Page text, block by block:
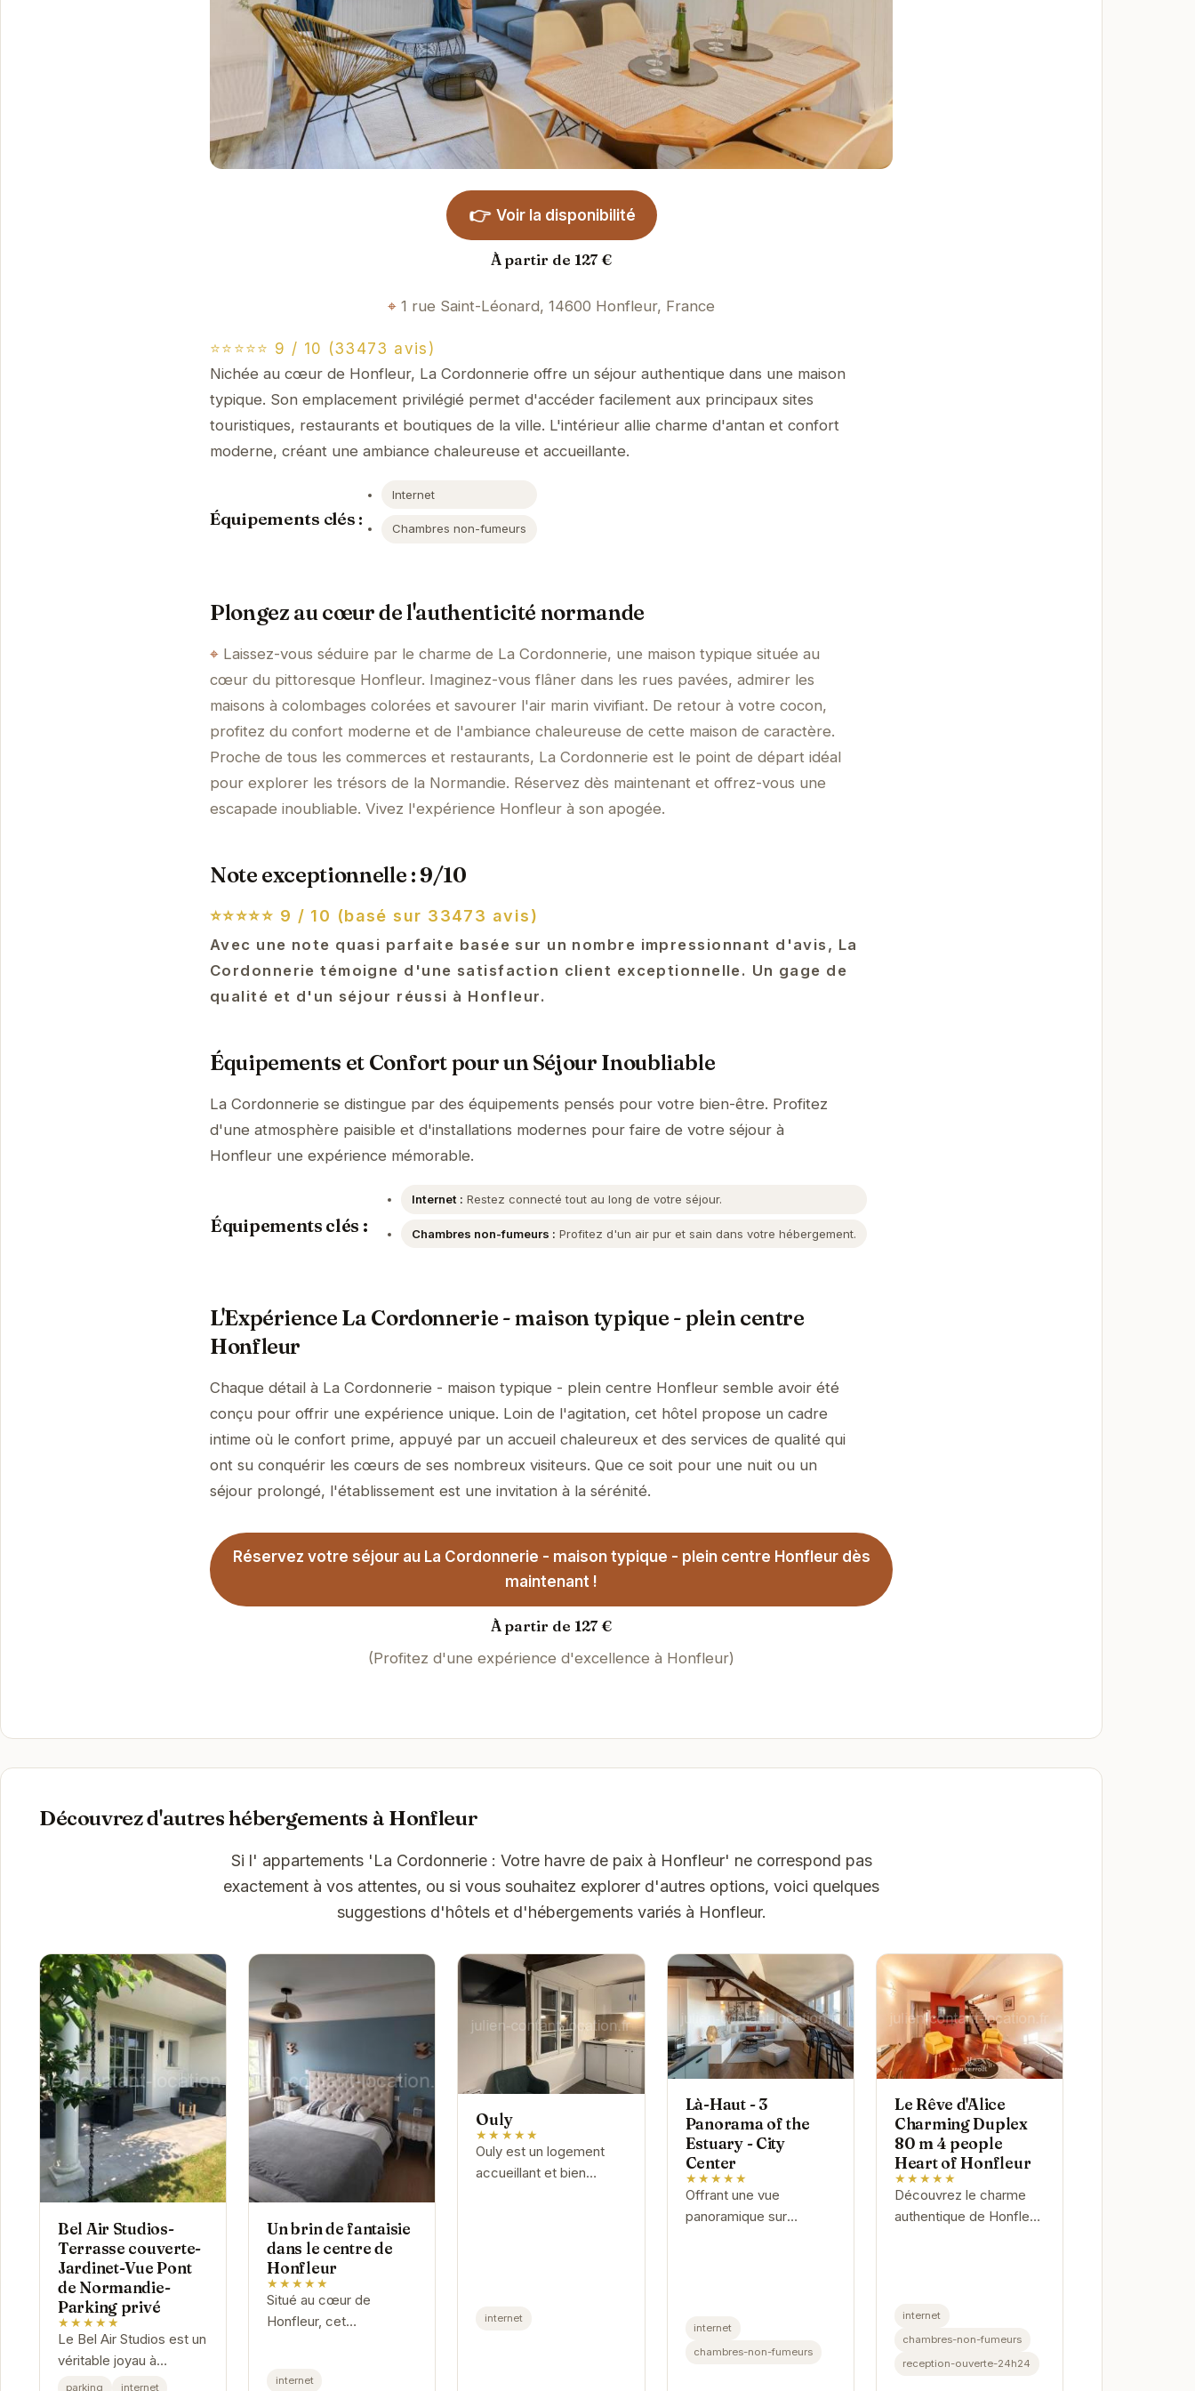
👉 Voir la disponibilité
À partir de 127 €
1 rue Saint-Léonard, 14600 Honfleur, France
⭐⭐⭐⭐⭐ 9 / 10 (33473 avis)
Nichée au cœur de Honfleur, La Cordonnerie offre un séjour authentique dans une maison
typique. Son emplacement privilégié permet d'accéder facilement aux principaux sites
touristiques, restaurants et boutiques de la ville. L'intérieur allie charme d'antan et confort
moderne, créant une ambiance chaleureuse et accueillante.
Équipements clés :
Internet
Chambres non-fumeurs
Plongez au cœur de l'authenticité normande
Laissez-vous séduire par le charme de La Cordonnerie, une maison typique située au
cœur du pittoresque Honfleur. Imaginez-vous flâner dans les rues pavées, admirer les
maisons à colombages colorées et savourer l'air marin vivifiant. De retour à votre cocon,
profitez du confort moderne et de l'ambiance chaleureuse de cette maison de caractère.
Proche de tous les commerces et restaurants, La Cordonnerie est le point de départ idéal
pour explorer les trésors de la Normandie. Réservez dès maintenant et offrez-vous une
escapade inoubliable. Vivez l'expérience Honfleur à son apogée.
Note exceptionnelle : 9/10
⭐⭐⭐⭐⭐ 9 / 10 (basé sur 33473 avis)
Avec une note quasi parfaite basée sur un nombre impressionnant d'avis, La
Cordonnerie témoigne d'une satisfaction client exceptionnelle. Un gage de
qualité et d'un séjour réussi à Honfleur.
Équipements et Confort pour un Séjour Inoubliable
La Cordonnerie se distingue par des équipements pensés pour votre bien-être. Profitez
d'une atmosphère paisible et d'installations modernes pour faire de votre séjour à
Honfleur une expérience mémorable.
Équipements clés :
Internet : Restez connecté tout au long de votre séjour.
Chambres non-fumeurs : Profitez d'un air pur et sain dans votre hébergement.
L'Expérience La Cordonnerie - maison typique - plein centre
Honfleur
Chaque détail à La Cordonnerie - maison typique - plein centre Honfleur semble avoir été
conçu pour offrir une expérience unique. Loin de l'agitation, cet hôtel propose un cadre
intime où le confort prime, appuyé par un accueil chaleureux et des services de qualité qui
ont su conquérir les cœurs de ses nombreux visiteurs. Que ce soit pour une nuit ou un
séjour prolongé, l'établissement est une invitation à la sérénité.
Réservez votre séjour au La Cordonnerie - maison typique - plein centre Honfleur dès
maintenant !
À partir de 127 €
(Profitez d'une expérience d'excellence à Honfleur)
Découvrez d'autres hébergements à Honfleur
Si l' appartements 'La Cordonnerie : Votre havre de paix à Honfleur' ne correspond pas
exactement à vos attentes, ou si vous souhaitez explorer d'autres options, voici quelques
suggestions d'hôtels et d'hébergements variés à Honfleur.
Bel Air Studios-
Terrasse couverte-
Jardinet-Vue Pont
de Normandie-
Parking privé
★★★★★
Le Bel Air Studios est un
véritable joyau à
Honfleur. Avec sa
parking internet
Un brin de fantaisie
dans le centre de
Honfleur
★★★★★
Situé au cœur de
Honfleur, cet
charme et de confort.
internet
Ouly
★★★★★
Ouly est un logement
accueillant et bien
internet
Là-Haut - 3
Panorama of the
Estuary - City
Center
★★★★★
Offrant une vue
panoramique sur
de Honfleur. Son...
internet
chambres-non-fumeurs
Le Rêve d'Alice
Charming Duplex
80 m 4 people
Heart of Honfleur
★★★★★
Découvrez le charme
authentique de Honfleur
attractions...
internet
chambres-non-fumeurs
reception-ouverte-24h24